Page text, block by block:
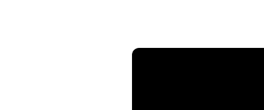
modern progressiv